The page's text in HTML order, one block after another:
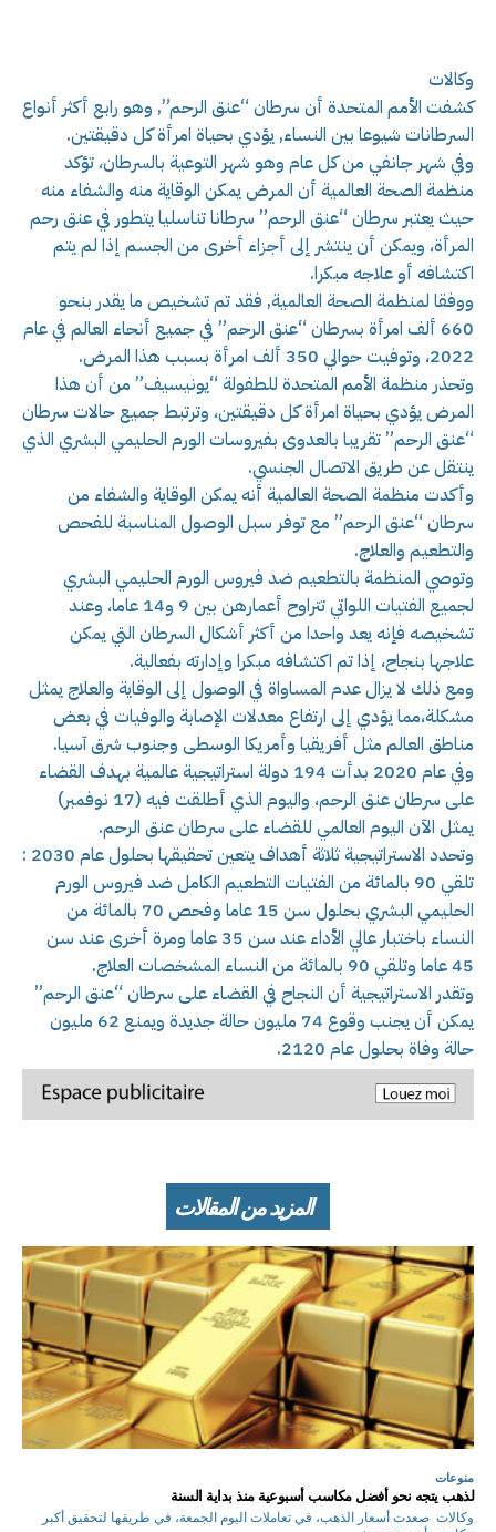
وكالات
كشفت الأمم المتحدة أن سرطان “عنق الرحم”, وهو رابع أكثر أنواع
السرطانات شيوعا بين النساء, يؤدي بحياة امرأة كل دقيقتين.
وفي شهر جانفي من كل عام وهو شهر التوعية بالسرطان، تؤكد
منظمة الصحة العالمية أن المرض يمكن الوقاية منه والشفاء منه
حيث يعتبر سرطان “عنق الرحم” سرطانا تناسليا يتطور في عنق رحم
المرأة، ويمكن أن ينتشر إلى أجزاء أخرى من الجسم إذا لم يتم
اكتشافه أو علاجه مبكرا.
ووفقا لمنظمة الصحة العالمية, فقد تم تشخيص ما يقدر بنحو
660 ألف امرأة بسرطان “عنق الرحم” في جميع أنحاء العالم في عام
2022، وتوفيت حوالي 350 ألف امرأة بسبب هذا المرض.
وتحذر منظمة الأمم المتحدة للطفولة “يونيسيف” من أن هذا
المرض يؤدي بحياة امرأة كل دقيقتين، وترتبط جميع حالات سرطان
“عنق الرحم” تقريبا بالعدوى بفيروسات الورم الحليمي البشري الذي
ينتقل عن طريق الاتصال الجنسي.
وأكدت منظمة الصحة العالمية أنه يمكن الوقاية والشفاء من
سرطان “عنق الرحم” مع توفر سبل الوصول المناسبة للفحص
والتطعيم والعلاج.
وتوصي المنظمة بالتطعيم ضد فيروس الورم الحليمي البشري
لجميع الفتيات اللواتي تتراوح أعمارهن بين 9 و14 عاما، وعند
تشخيصه فإنه يعد واحدا من أكثر أشكال السرطان التي يمكن
علاجها بنجاح، إذا تم اكتشافه مبكرا وإدارته بفعالية.
ومع ذلك لا يزال عدم المساواة في الوصول إلى الوقاية والعلاج يمثل
مشكلة،مما يؤدي إلى ارتفاع معدلات الإصابة والوفيات في بعض
مناطق العالم مثل أفريقيا وأمريكا الوسطى وجنوب شرق آسيا.
وفي عام 2020 بدأت 194 دولة استراتيجية عالمية بهدف القضاء
على سرطان عنق الرحم، واليوم الذي أطلقت فيه (17 نوفمبر)
يمثل الآن اليوم العالمي للقضاء على سرطان عنق الرحم.
وتحدد الاستراتيجية ثلاثة أهداف يتعين تحقيقها بحلول عام 2030 :
تلقي 90 بالمائة من الفتيات التطعيم الكامل ضد فيروس الورم
الحليمي البشري بحلول سن 15 عاما وفحص 70 بالمائة من
النساء باختبار عالي الأداء عند سن 35 عاما ومرة أخرى عند سن
45 عاما وتلقي 90 بالمائة من النساء المشخصات العلاج.
وتقدر الاستراتيجية أن النجاح في القضاء على سرطان “عنق الرحم”
يمكن أن يجنب وقوع 74 مليون حالة جديدة ويمنع 62 مليون
حالة وفاة بحلول عام 2120.
المزيد من المقالات
منوعات
لذهب يتجه نحو أفضل مكاسب أسبوعية منذ بداية السنة
وكالات صعدت أسعار الذهب، في تعاملات اليوم الجمعة، في طريقها لتحقيق أكبر